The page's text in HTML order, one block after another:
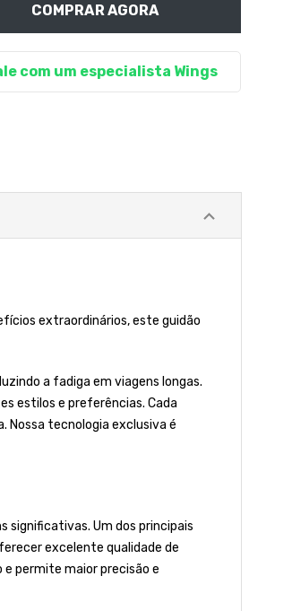
COMPRAR AGORA
com um especialista Wings
extraordinários, este guidão
a fadiga em viagens longas.
estilos e preferências. Cada
Nossa tecnologia exclusiva é
significativas. Um dos principais
excelente qualidade de
permite maior precisão e